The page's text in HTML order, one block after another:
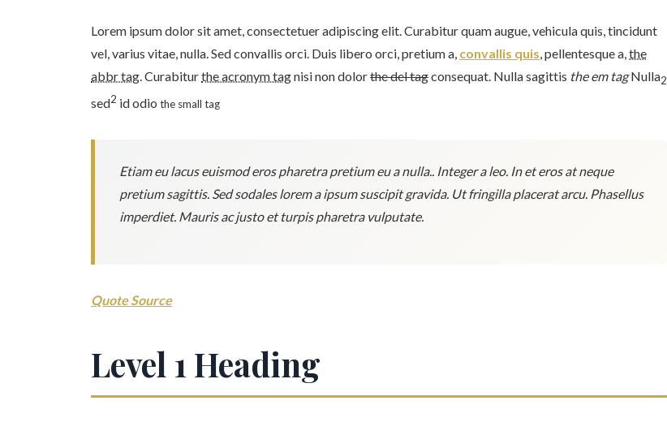
Lorem ipsum dolor sit amet, consectetuer adipiscing elit. Curabitur quam augue, vehicula quis, tincidunt
vel, varius vitae, nulla. Sed convallis orci. Duis libero orci, pretium a, convallis quis, pellentesque a,the
abbr tag. Curabiturthe acronym tagnisi non dolorthe del tagconsequat. Nulla sagittis the em tagNulla2
sed2 id odio the small tag
Etiam eu lacus euismod eros pharetra pretium eu a nulla.. Integer a leo. In et eros at neque
pretium sagittis. Sed sodales lorem a ipsum suscipit gravida. Ut fringilla placerat arcu. Phasellus
imperdiet. Mauris ac justo et turpis pharetra vulputate.
Quote Source
Level 1 Heading